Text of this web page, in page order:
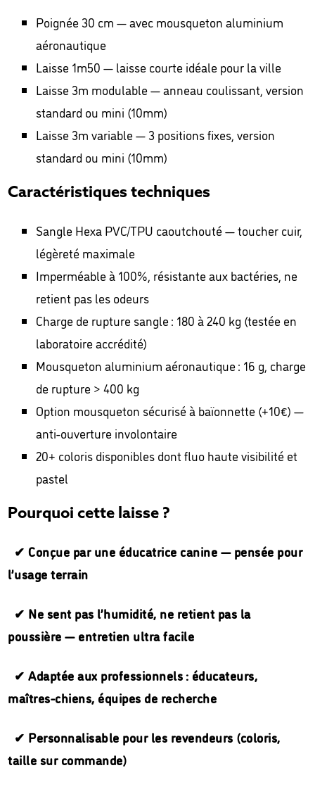
Poignée 30 cm — avec mousqueton aluminium
aéronautique
Laisse 1m50 — laisse courte idéale pour la ville
Laisse 3m modulable — anneau coulissant, version
standard ou mini (10mm)
Laisse 3m variable — 3 positions fixes, version
standard ou mini (10mm)
Caractéristiques techniques
Sangle Hexa PVC/TPU caoutchouté — toucher cuir,
légèreté maximale
Imperméable à 100%, résistante aux bactéries, ne
retient pas les odeurs
Charge de rupture sangle : 180 à 240 kg (testée en
laboratoire accrédité)
Mousqueton aluminium aéronautique : 16 g, charge
de rupture > 400 kg
Option mousqueton sécurisé à baïonnette (+10€) —
anti-ouverture involontaire
20+ coloris disponibles dont fluo haute visibilité et
pastel
Pourquoi cette laisse ?
✔ Conçue par une éducatrice canine — pensée pour
l’usage terrain
✔ Ne sent pas l’humidité, ne retient pas la
poussière — entretien ultra facile
✔ Adaptée aux professionnels : éducateurs,
maîtres-chiens, équipes de recherche
✔ Personnalisable pour les revendeurs (coloris,
taille sur commande)